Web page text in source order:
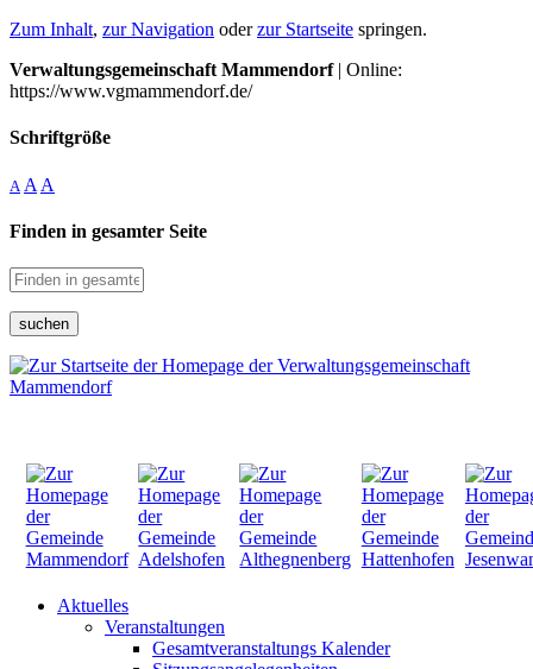
Zum Inhalt, zur Navigation oderzur Startseite springen.
Verwaltungsgemeinschaft Mammendorf| Online:
https://www.vgmammendorf.de/
Schriftgröße
A A A
Finden in gesamter Seite
suchen
Aktuelles
Veranstaltungen
Gesamtveranstaltungs Kalender